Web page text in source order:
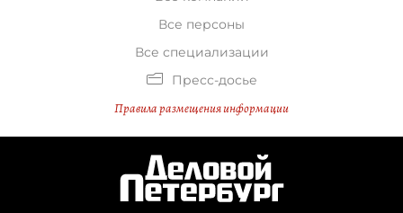
Все персоны
Все специализации
Пресс-досье
Правила размещения информации